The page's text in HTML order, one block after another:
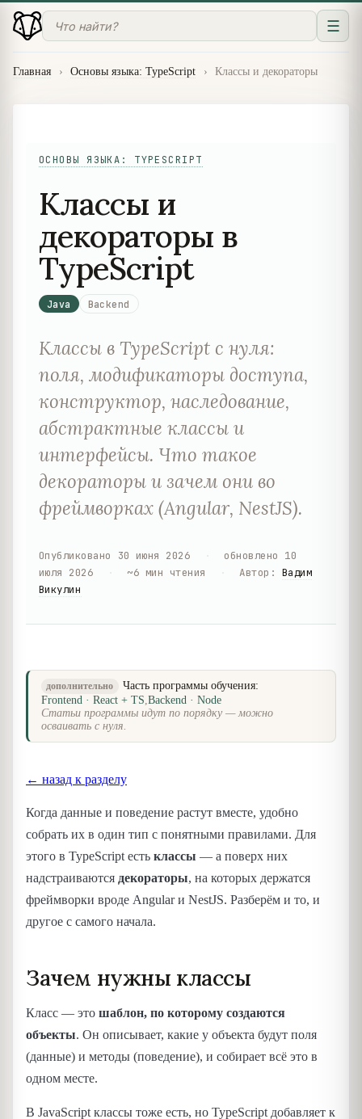
☰
Главная › Основы языка: TypeScript › Классы и декораторы
ОСНОВЫ ЯЗЫКА: TYPESCRIPT
Классы и
декораторы в
TypeScript
Java Backend
Классы в TypeScript с нуля:
поля, модификаторы доступа,
конструктор, наследование,
абстрактные классы и
интерфейсы. Что такое
декораторы и зачем они во
фреймворках (Angular, NestJS).
Опубликовано 30 июня 2026 обновлено 10
июля 2026
~6 мин чтения Автор : Вадим
Викулин
дополнительно
Часть программы обучения:
Frontend · React + TS,Backend · Node
Статьи программы идут по порядку — можно
осваивать с нуля.
← назад к разделу
Когда данные и поведение растут вместе, удобно
собрать их в один тип с понятными правилами. Для
этого в TypeScript есть классы — а поверх них
надстраиваются декораторы, на которых держатся
фреймворки вроде Angular и NestJS. Разберём и то, и
другое с самого начала.
Зачем нужны классы
Класс — это шаблон, по которому создаются
объекты. Он описывает, какие у объекта будут поля
(данные) и методы (поведение), и собирает всё это в
одном месте.
В JavaScript классы тоже есть, но TypeScript добавляет к